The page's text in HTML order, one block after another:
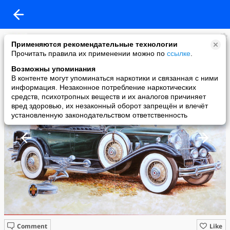
Применяются рекомендательные технологии
Прочитать правила их применении можно по ссылке
Возможны упоминания
В контенте могут упоминаться наркотики и связанная с ними
информация. Незаконное потребление наркотических
средств, психотропных веществ и их аналогов причиняет
вред здоровью, их незаконный оборот запрещён и влечёт
установленную законодательством ответственность
Мурзилка
added a photo
25 Apr в 09:12
Like
Comment